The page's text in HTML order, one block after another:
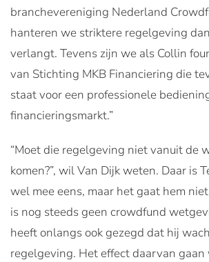
branchevereniging Nederland
hanteren we striktere regelgeving
verlangt. Tevens zijn we als Collin
van Stichting MKB Financiering die
staat voor een professionele
financieringsmarkt.”
“Moet die regelgeving niet vanuit de
komen?”, wil Van Dijk weten. Daar is
wel mee eens, maar het gaat hem
is nog steeds geen crowdfund
heeft onlangs ook gezegd dat hij
regelgeving. Het effect daarvan gaan